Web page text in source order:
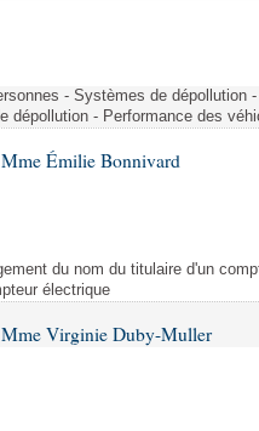
- Systèmes de dépollution
dépollution - Performance des
Émilie Bonnivard
du nom du titulaire d'un
électrique
Mme Virginie Duby-Muller